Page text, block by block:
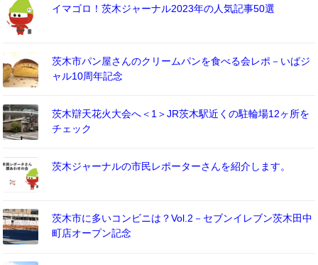
イマゴロ！茨木ジャーナル2023年の人気記事50選
茨木市パン屋さんのクリームパンを食べる会レポ－いばジ
ャル10周年記念
茨木辯天花火大会へ＜1＞JR茨木駅近くの駐輪場12ヶ所を
チェック
茨木ジャーナルの市民レポーターさんを紹介します。
茨木市に多いコンビニは？Vol.2－セブンイレブン茨木田中
町店オープン記念